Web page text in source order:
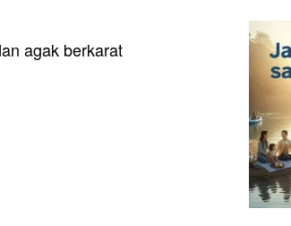
agak berkarat